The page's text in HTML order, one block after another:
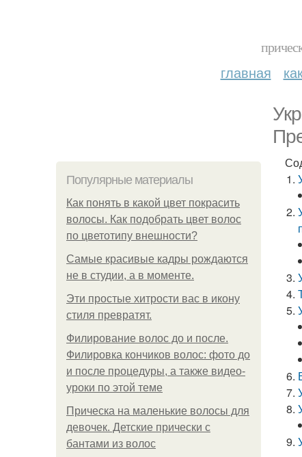
главная
Популярные материалы
Как понять в какой цвет покрасить
волосы. Как подобрать цвет волос
по цветотипу внешности?
Самые красивые кадры рождаются
не в студии, а в моменте.
Эти простые хитрости вас в икону
стиля превратят.
Филирование волос до и после.
Филировка кончиков волос: фото до
и после процедуры, а также видео-
уроки по этой теме
Прическа на маленькие волосы для
девочек. Детские прически с
бантами из волос